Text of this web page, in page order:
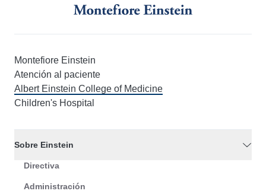
Montefiore Einstein
Atención al paciente
Albert Einstein College of Medicine
Children's Hospital
Sobre Einstein
Directiva
Administración